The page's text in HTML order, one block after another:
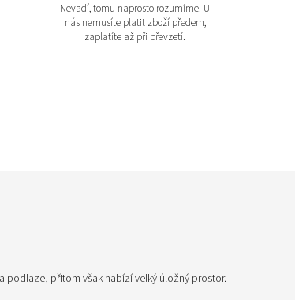
Nevadí, tomu naprosto rozumíme. U
nás nemusíte platit zboží předem,
zaplatíte až při převzetí.
podlaze, přitom však nabízí velký úložný prostor.